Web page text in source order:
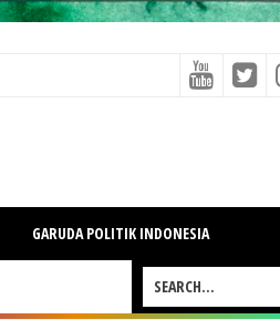
GARUDA POLITIK INDONESIA